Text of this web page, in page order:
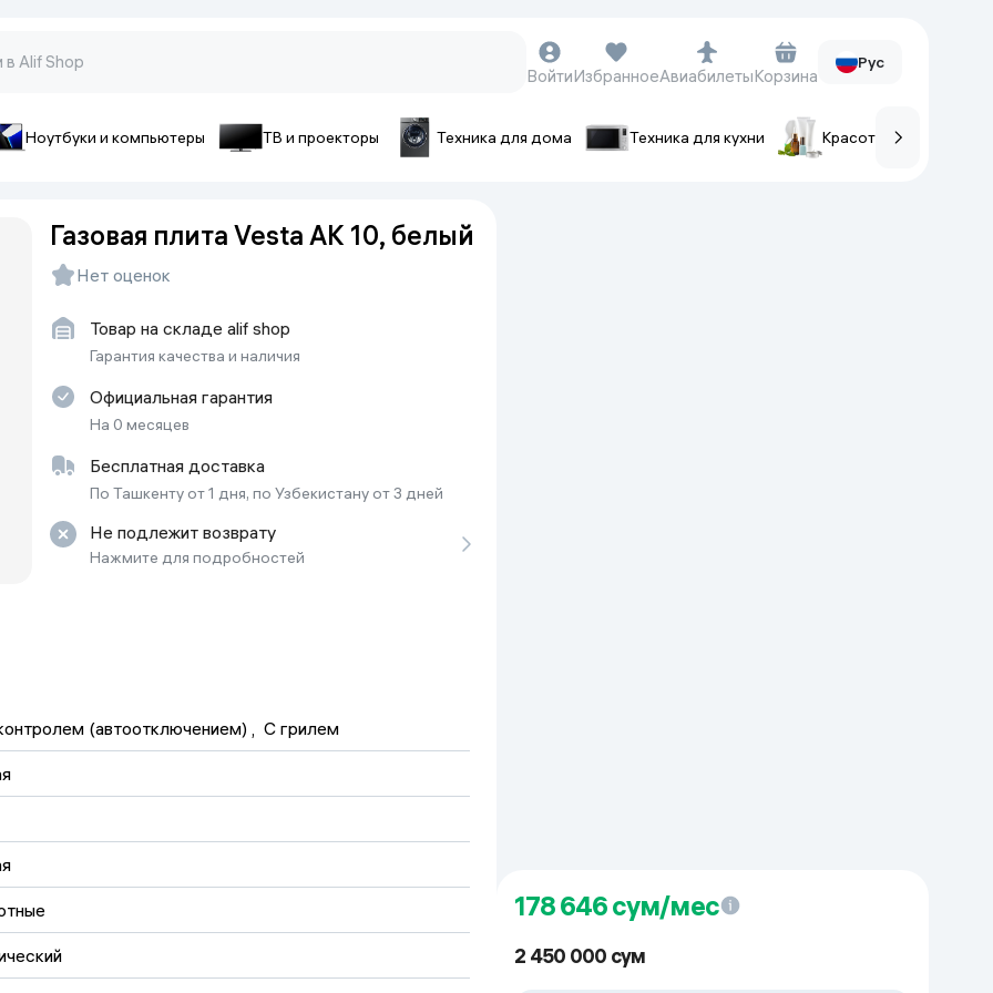
и гаджеты
реальности
Чехлы для смартфонов
Стёкла и плёнки
Cопутствующие товары
Внешние аккумуляторы
ВойтиИзбранноеАвиабилетыКорзина
Рус
Ноутбуки и компьютеры ТВ и проекторы Техника для дома Техника для кухни Красота и уход
Газовая плита Vesta AK 10, белый
Нет оценок
Товар на складе alif shop
Гарантия качества и наличия
Официальная гарантия
На 0 месяцев
Бесплатная доставка
По Ташкенту от 1 дня, по Узбекистану от 3 дней
Не подлежит возврату
Нажмите для подробностей
(автоотключением) , С грилем
178 646сум/мес
2 450 000 сум